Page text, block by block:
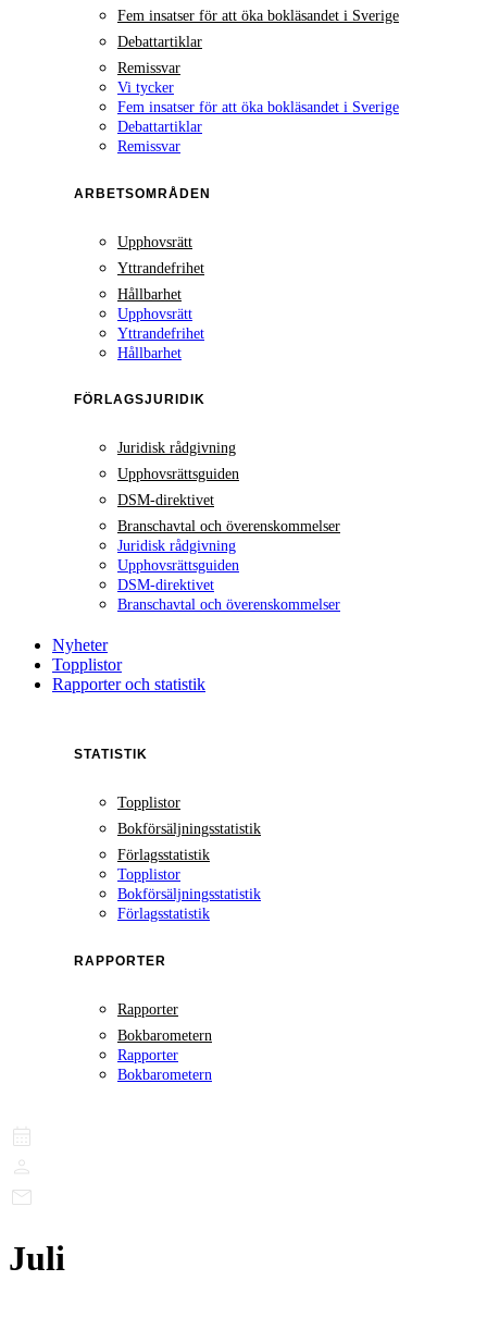
Fem insatser för att öka bokläsandet i Sverige
Debattartiklar
Remissvar
Vi tycker
Fem insatser för att öka bokläsandet i Sverige
Debattartiklar
Remissvar
ARBETSOMRÅDEN
Upphovsrätt
Yttrandefrihet
Hållbarhet
Upphovsrätt
Yttrandefrihet
Hållbarhet
FÖRLAGSJURIDIK
Juridisk rådgivning
Upphovsrättsguiden
DSM-direktivet
Branschavtal och överenskommelser
Juridisk rådgivning
Upphovsrättsguiden
DSM-direktivet
Branschavtal och överenskommelser
Nyheter
Topplistor
Rapporter och statistik
STATISTIK
Topplistor
Bokförsäljningsstatistik
Förlagsstatistik
Topplistor
Bokförsäljningsstatistik
Förlagsstatistik
RAPPORTER
Rapporter
Bokbarometern
Rapporter
Bokbarometern
Juli